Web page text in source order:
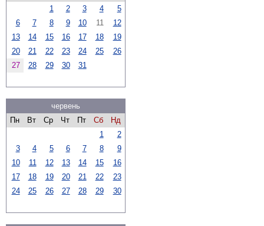
1
2 3 4
5
6
7 8 9 10 11
12
13
14 15 16 17 18
19
20
21 22 23 24 25
26
27
28 29 30 31
червень
Пн
Вт Ср Чт Пт Сб
Нд
1
2
3
4 5 6 7 8
9
10
11 12 13 14 15
16
17
18 19 20 21 22
23
24
25 26 27 28 29 30